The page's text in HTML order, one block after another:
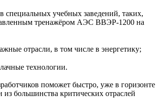
специальных учебных заведений, таких,
тренажёром АЭС ВВЭР-1200 на
отрасли, в том числе в энергетику;
технологии.
поможет быстро, уже в горизонте
большинства критических отраслей